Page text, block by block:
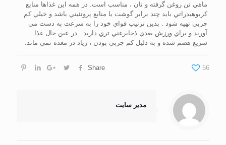
ماهي تن روغن گرفته و نان ، مناسب است. در همه اين غذاها منابع
کربوهيدراتي بايد چند برابر گوشت يا منابع پروتئيني باشد و خيلي کم
چربي تهيه شود . بدين ترتيب قواي خود را به سرعت به دست مي
آوريد و براي ورزش بعدي ذخايرغني تري داريد . در عين حال غذا
سريع هضم شده و به دليل کم چربي بودن ، زياد در معده نمي ماند.
Share 56
مدیر سایت